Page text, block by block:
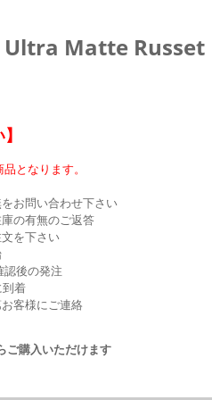
Ultra Matte Russet
となります。
お問い合わせ下さい
の有無のご返答
を下さい
後の発注
到着
客様にご連絡
ご購入いただけます